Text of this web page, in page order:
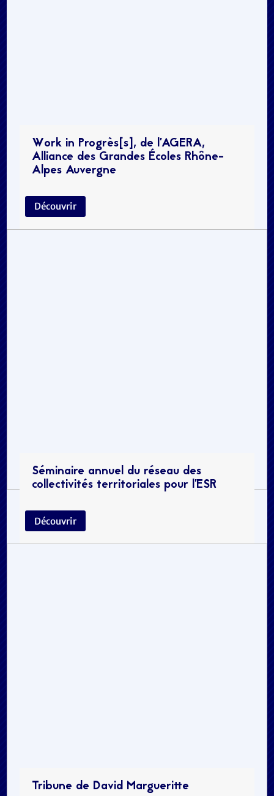
Work in Progrès[s], de l’AGERA,
Alliance des Grandes Écoles Rhône-
Alpes Auvergne
Découvrir
Séminaire annuel du réseau des
collectivités territoriales pour l’ESR
Découvrir
Tribune de David Margueritte